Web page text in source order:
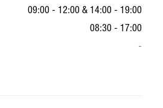
09:00 - 12:00 & 14:00 - 19:00
08:30 - 17:00
-